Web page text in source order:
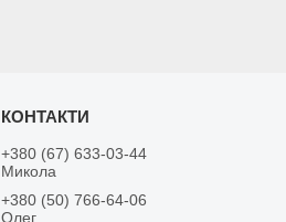
+380 (67) 633-03-44
Микола
+380 (50) 766-64-06
Олег